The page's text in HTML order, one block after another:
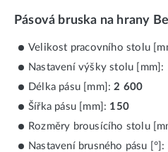
Pásová bruska na hrany
Velikost pracovního stolu
Nastavení výšky stolu [mm]:
Délka pásu [mm]:2 600
Šířka pásu [mm]: 150
Rozměry brousícího stolu
Nastavení brusného pásu [°]: